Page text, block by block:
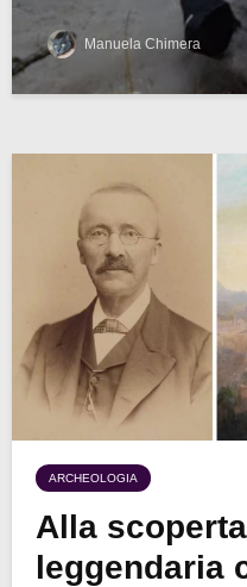
Manuela Chimera
ARCHEOLOGIA
Alla
leggendaria